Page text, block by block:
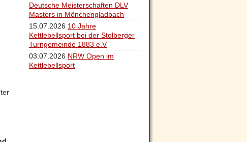
Deutsche Meisterschaften DLV
Masters in Mönchengladbach
15.07.2026 10 Jahre
Kettlebellsport bei der Stolberger
Turngemeinde 1883 e.V
03.07.2026 NRW Open im
Kettlebellsport